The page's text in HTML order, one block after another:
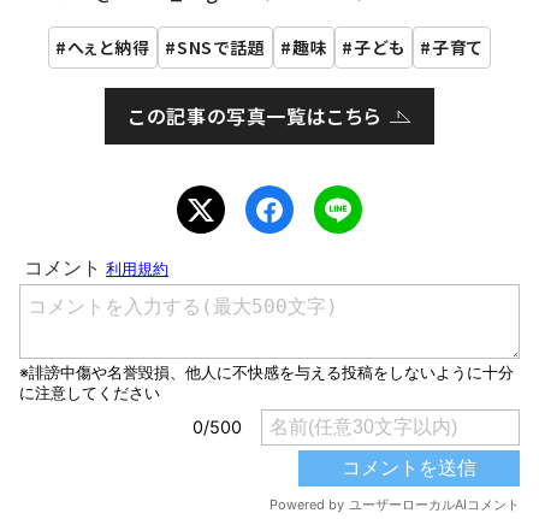
へぇと納得 SNSで話題 趣味 子ども 子育て
この記事の写真一覧はこちら